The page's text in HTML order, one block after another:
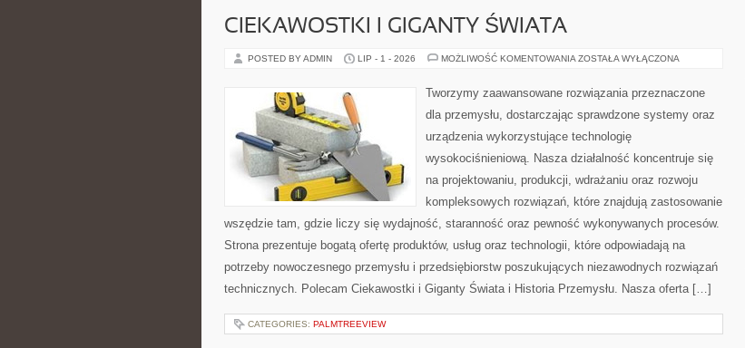
CIEKAWOSTKI I GIGANTY ŚWIATA
POSTED BY ADMIN LIP - 1 - 2026 MOŻLIWOŚĆ KOMENTOWANIA CIEKAWOSTKI
ŚWIATA
ZOSTAŁA WYŁĄCZONA
Tworzymy zaawansowane rozwiązania przeznaczone
dla przemysłu, dostarczając sprawdzone systemy oraz
urządzenia wykorzystujące technologię
wysokociśnieniową. Nasza działalność koncentruje się
na projektowaniu, produkcji, wdrażaniu oraz rozwoju
kompleksowych rozwiązań, które znajdują zastosowanie
wszędzie tam, gdzie liczy się wydajność, staranność oraz pewność wykonywanych procesów.
Strona prezentuje bogatą ofertę produktów, usług oraz technologii, które odpowiadają na
potrzeby nowoczesnego przemysłu i przedsiębiorstw poszukujących niezawodnych rozwiązań
technicznych. Polecam Ciekawostki i Giganty Świata i Historia Przemysłu. Nasza oferta […]
CATEGORIES: PALMTREEVIEW